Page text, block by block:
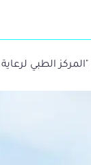
الطبي لرعاية